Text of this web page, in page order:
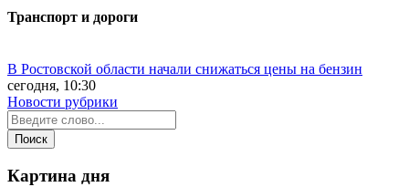
Транспорт и дороги
В Ростовской области начали снижаться цены на бензин
сегодня, 10:30
Новости рубрики
Картина дня